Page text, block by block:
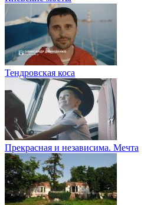
Тендровская коса
Прекрасная и независима. Мечта